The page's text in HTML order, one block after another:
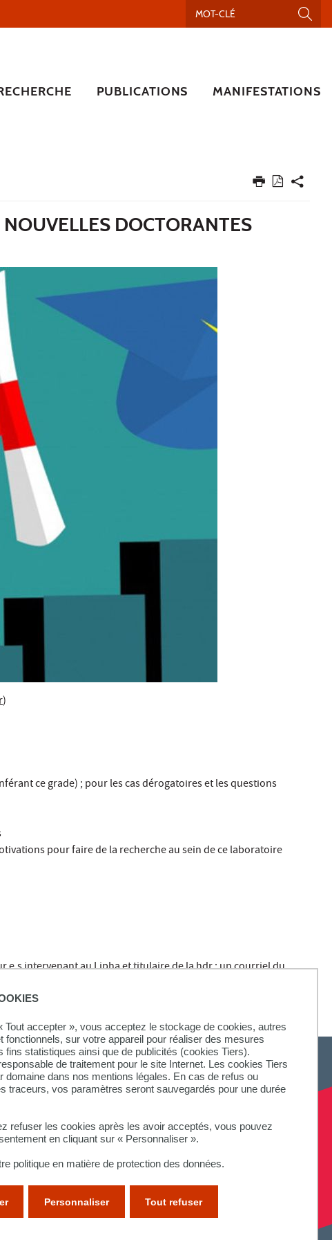
Tout accepter », vous acceptez le stockage de cookies, autres
fonctionnels, sur votre appareil pour réaliser des mesures
fins statistiques ainsi que de publicités (cookies Tiers).
de traitement pour le site Internet. Les cookies Tiers
domaine dans nos mentions légales. En cas de refus ou
traceurs, vos paramètres seront sauvegardés pour une durée
refuser les cookies après les avoir acceptés, vous pouvez
en cliquant sur « Personnaliser ».
politique en matière de protection des données.
Tout refuser
Personnaliser
PUBLICATIONS MANIFESTATIONS
DOCTORANTES
)
ce grade) ; pour les cas dérogatoires et les questions
pour faire de la recherche au sein de ce laboratoire
intervenant au Lipha et titulaire de la hdr : un courriel du
et le sujet précis de la thèse : cette pièce est obligatoire, en